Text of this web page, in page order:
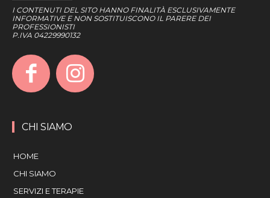
I CONTENUTI DEL SITO HANNO FINALITÀ ESCLUSIVAMENTE
INFORMATIVE E NON SOSTITUISCONO IL PARERE DEI
PROFESSIONISTI
P.IVA 04229990132
CHI SIAMO
HOME
CHI SIAMO
SERVIZI E TERAPIE